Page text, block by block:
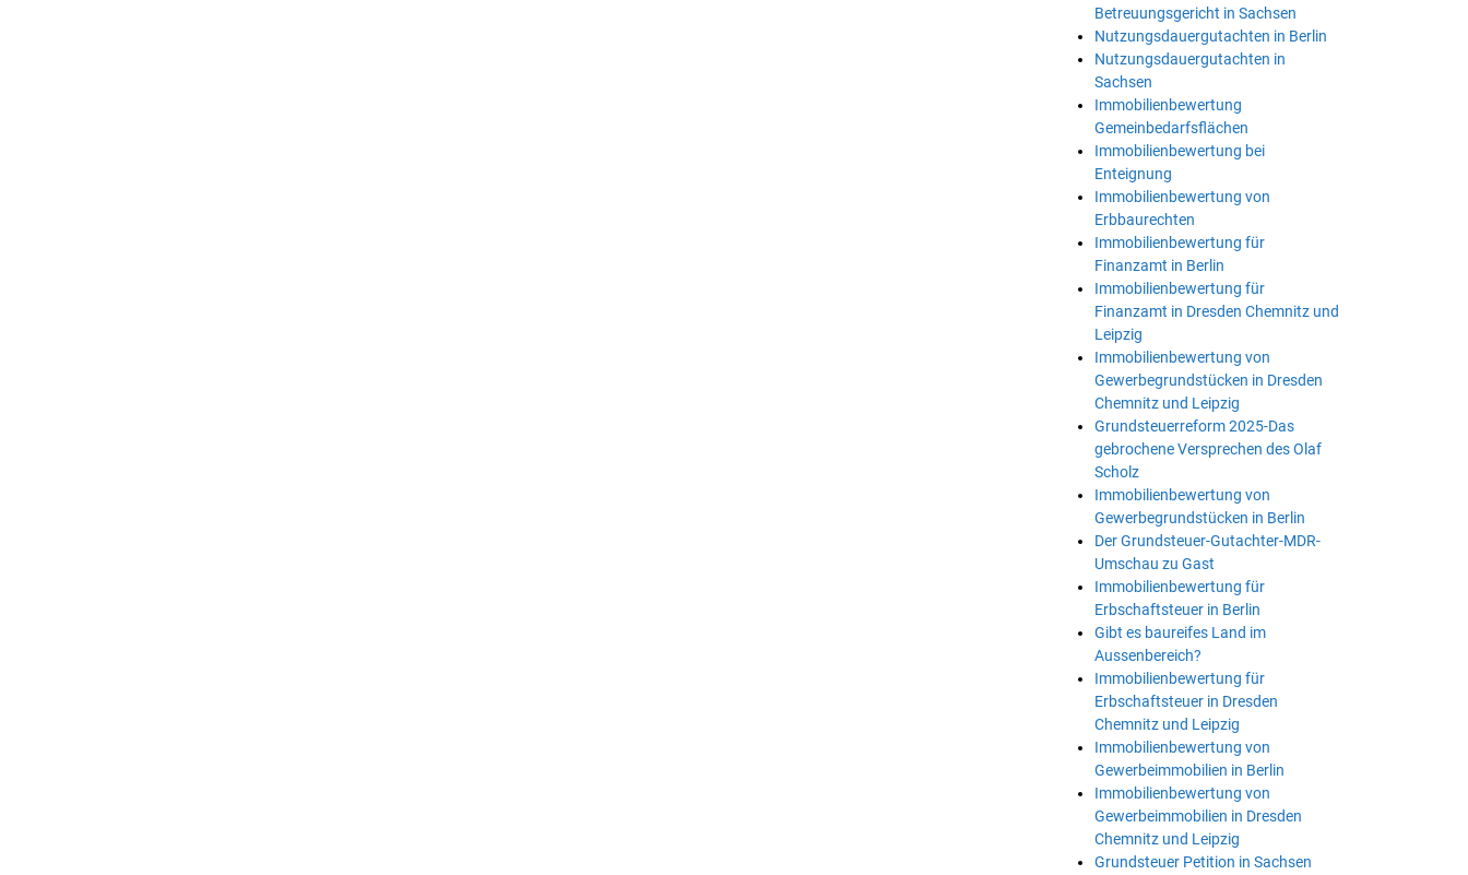
Betreuungsgericht in Sachsen
Nutzungsdauergutachten in Berlin
Nutzungsdauergutachten in
Sachsen
Immobilienbewertung
Gemeinbedarfsflächen
Immobilienbewertung bei
Enteignung
Immobilienbewertung von
Erbbaurechten
Immobilienbewertung für
Finanzamt in Berlin
Immobilienbewertung für
Finanzamt in Dresden Chemnitz und
Leipzig
Immobilienbewertung von
Gewerbegrundstücken in Dresden
Chemnitz und Leipzig
Grundsteuerreform 2025-Das
gebrochene Versprechen des Olaf
Scholz
Immobilienbewertung von
Gewerbegrundstücken in Berlin
Der Grundsteuer-Gutachter-MDR-
Umschau zu Gast
Immobilienbewertung für
Erbschaftsteuer in Berlin
Gibt es baureifes Land im
Aussenbereich?
Immobilienbewertung für
Erbschaftsteuer in Dresden
Chemnitz und Leipzig
Immobilienbewertung von
Gewerbeimmobilien in Berlin
Immobilienbewertung von
Gewerbeimmobilien in Dresden
Chemnitz und Leipzig
Grundsteuer Petition in Sachsen